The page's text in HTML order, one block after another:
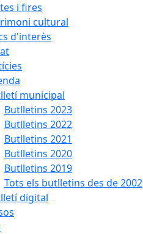
i fires
cultural
d'interès
municipal
Butlletins 2023
Butlletins 2022
Butlletins 2021
Butlletins 2020
Butlletins 2019
Tots els butlletins des de 2002
digital